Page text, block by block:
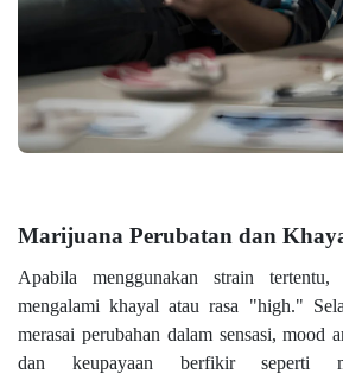
Marijuana Perubatan dan
Apabila menggunakan strain
mengalami khayal atau rasa "high."
merasai perubahan dalam sensasi, mood
dan keupayaan berfikir seperti